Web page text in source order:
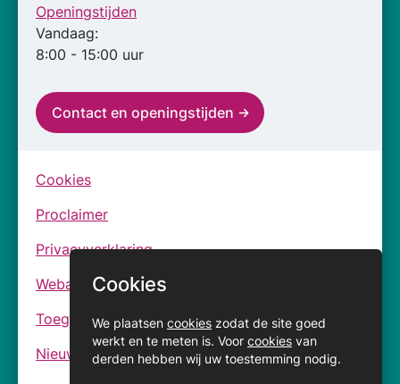
Openingstijden
Vandaag:
8:00 - 15:00 uur
Contact en openingstijden
Cookies
Proclaimer
Privacyverklaring
Webarchief
Toegankelijkheidsverklaringen
Nieuwsbrief
Cookies
We plaatsen cookies zodat de site goed
werkt en te meten is. Voor cookies van
derden hebben wij uw toestemming nodig.